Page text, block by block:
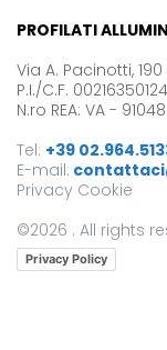
PROFILATI
Via A. Pacinotti,
P.I./C.F. 00216350124
N.ro REA: VA -
Tel: +39
E-mail:
Privacy Cookie
©2026 . All rights
Privacy Policy